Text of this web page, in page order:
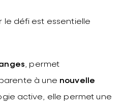
le défi est essentielle
, permet
à une nouvelle
active, elle permet une